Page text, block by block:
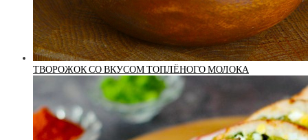
ТВОРОЖОК СО ВКУСОМ ТОПЛЁНОГО МОЛОКА